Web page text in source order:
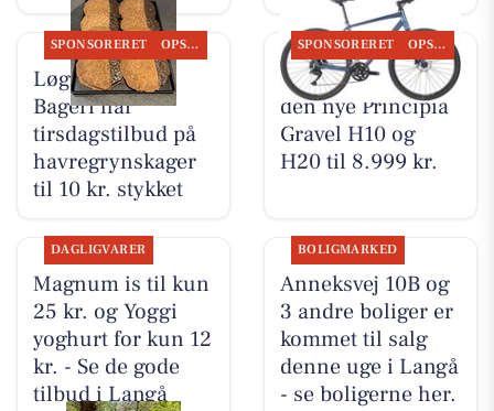
SPONSORERET OPSLAGSTAVLEN
Løgstørvejens
Bageri har
tirsdagstilbud på
havregrynskager
til 10 kr. stykket
SPONSORERET OPSLAGSTAVLEN
Bike Repair viser
den nye Principia
Gravel H10 og
H20 til 8.999 kr.
DAGLIGVARER
Magnum is til kun
25 kr. og Yoggi
yoghurt for kun 12
kr. - Se de gode
tilbud i Langå
BOLIGMARKED
Anneksvej 10B og
3 andre boliger er
kommet til salg
denne uge i Langå
- se boligerne her.